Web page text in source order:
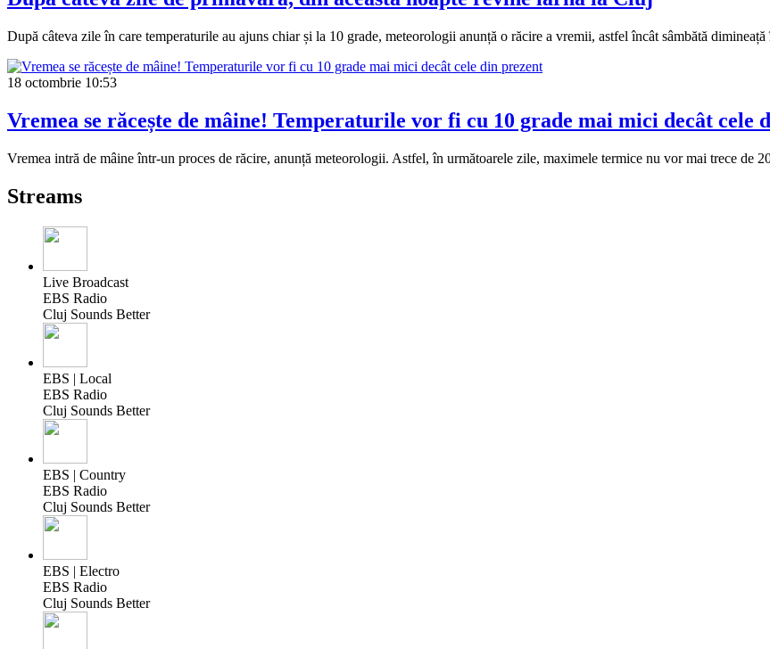
După câteva zile în care temperaturile au ajuns chiar și la 10 grade, meteorologii anunță o răcire a vremii, astfel încât sâmbătă
18 octombrie 10:53
Vremea se răcește de mâine! Temperaturile vor fi cu 10 grade mai mici decât cele
Vremea intră de mâine într-un proces de răcire, anunță meteorologii. Astfel, în următoarele zile, maximele termice nu vor mai trece de
Streams
Live Broadcast
EBS Radio
Cluj Sounds Better
EBS | Local
EBS Radio
Cluj Sounds Better
EBS | Country
EBS Radio
Cluj Sounds Better
EBS | Electro
EBS Radio
Cluj Sounds Better